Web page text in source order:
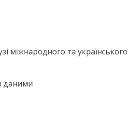
міжнародного та
даними